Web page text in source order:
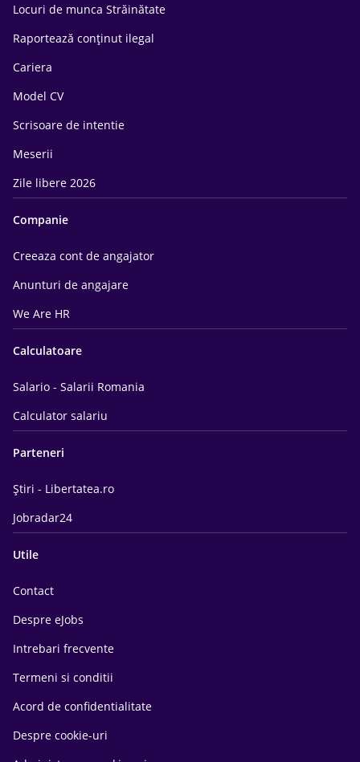
Locuri de munca Străinătate
Raportează conținut ilegal
Cariera
Model CV
Scrisoare de intentie
Meserii
Zile libere 2026
Companie
Creeaza cont de angajator
Anunturi de angajare
We Are HR
Calculatoare
Salario - Salarii Romania
Calculator salariu
Parteneri
Știri - Libertatea.ro
Jobradar24
Utile
Contact
Despre eJobs
Intrebari frecvente
Termeni si conditii
Acord de confidentialitate
Despre cookie-uri